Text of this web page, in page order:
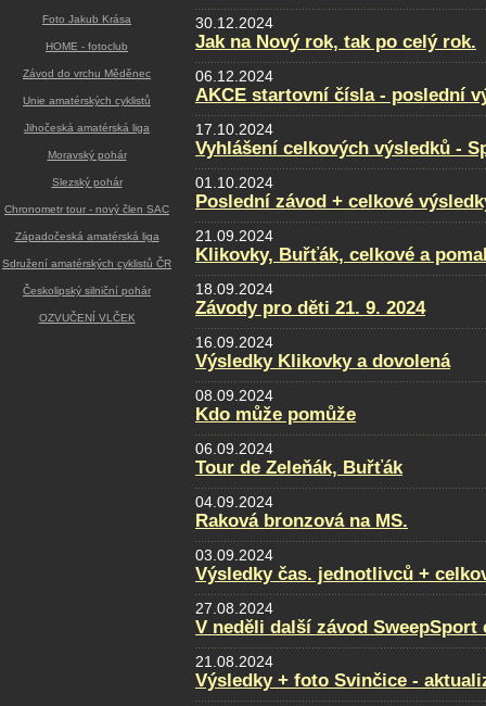
Foto Jakub Krása
HOME - fotoclub
Závod do vrchu Měděnec
Unie amatérských cyklistů
Jihočeská amatérská liga
Moravský pohár
Slezský pohár
Chronometr tour - nový člen SAC
Západočeská amatérská liga
Sdružení amatérských cyklistů ČR
Českolipský silniční pohár
OZVUČENÍ VLČEK
30.12.2024
Jak na Nový rok, tak po celý rok.
06.12.2024
AKCE startovní čísla - poslední
17.10.2024
Vyhlášení celkových výsledků -
01.10.2024
Poslední závod + celkové
21.09.2024
Klikovky, Buřťák, celkové a
18.09.2024
Závody pro děti 21. 9. 2024
16.09.2024
Výsledky Klikovky a dovolená
08.09.2024
Kdo může pomůže
06.09.2024
Tour de Zeleňák, Buřťák
04.09.2024
Raková bronzová na MS.
03.09.2024
Výsledky čas. jednotlivců +
27.08.2024
V neděli další závod SweepSport
21.08.2024
Výsledky + foto Svinčice -